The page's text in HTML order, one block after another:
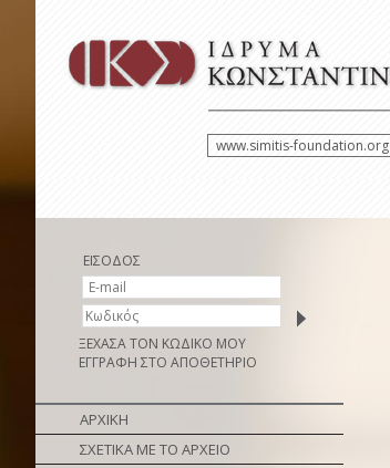
www.simitis-foundation.org
ΕΙΣΟΔΟΣ
ΞΕΧΑΣΑ ΤΟΝ ΚΩΔΙΚΟ ΜΟΥ
ΕΓΓΡΑΦΗ ΣΤΟ ΑΠΟΘΕΤΗΡΙΟ
ΑΡΧΙΚΗ
ΣΧΕΤΙΚΑ ΜΕ ΤΟ ΑΡΧΕΙΟ